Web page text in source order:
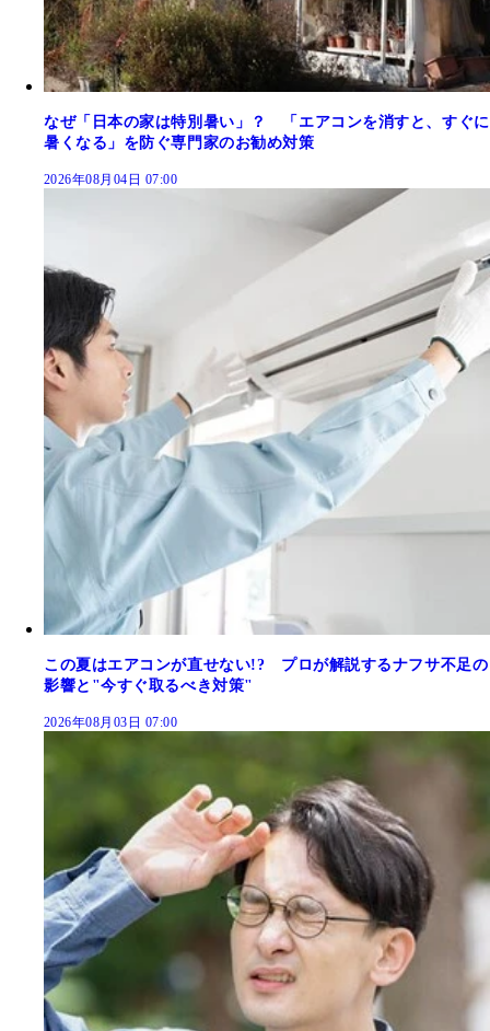
なぜ「日本の家は特別暑い」？ 「エアコンを消すと、すぐに
暑くなる」を防ぐ専門家のお勧め対策
2026年08月04日 07:00
この夏はエアコンが直せない!? プロが解説するナフサ不足の
影響と"今すぐ取るべき対策"
2026年08月03日 07:00